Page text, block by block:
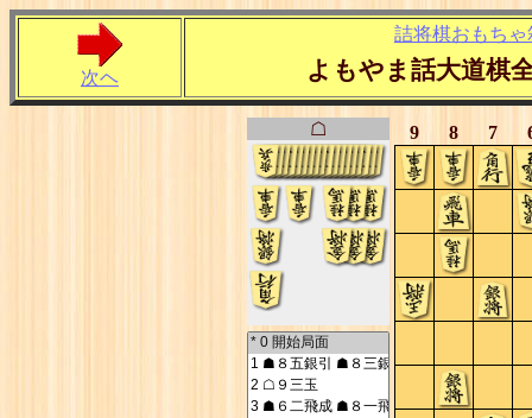
次ヘ
詰将棋おもちゃ
よもやま話大道
☖ 9 8 7